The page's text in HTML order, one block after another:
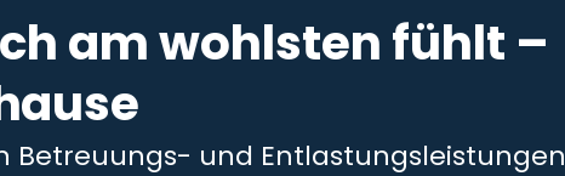
am wohlsten fühlt –
Betreuungs- und Entlastungsleistungen